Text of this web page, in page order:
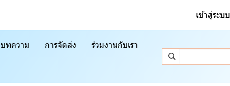
เข้าสู่ระบบ
บทความ การจัดส่ง ร่วมงานกับเรา